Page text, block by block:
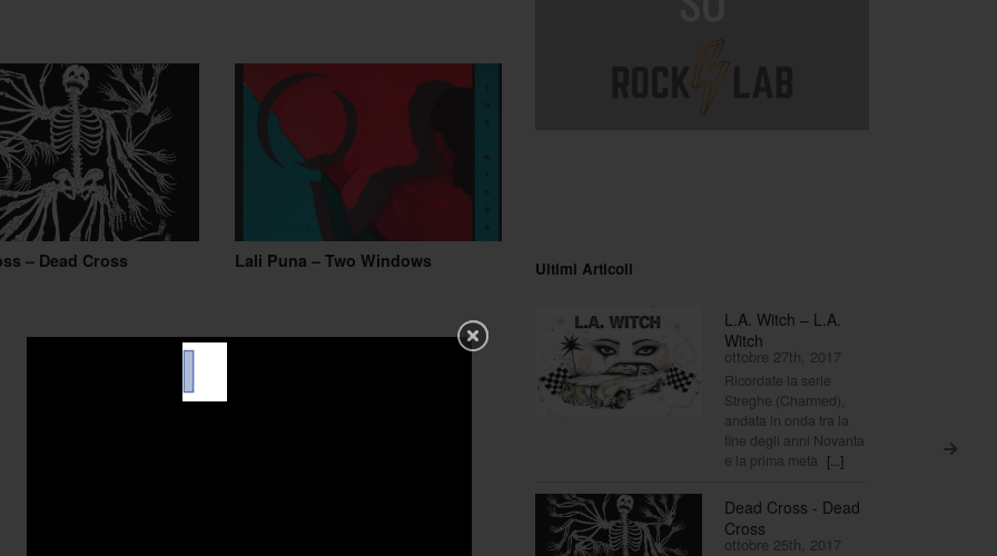
>
– Dead Cross Lali Puna – Two Windows Ultimi Articoli
L.A. Witch – L.A.
Witch
ottobre 27th, 2017
Ricordate la serie
Streghe (Charmed),
andata in onda tra la
fine degli anni Novanta
e la prima metà [...]
Dead Cross - Dead
Cross
ottobre 25th, 2017